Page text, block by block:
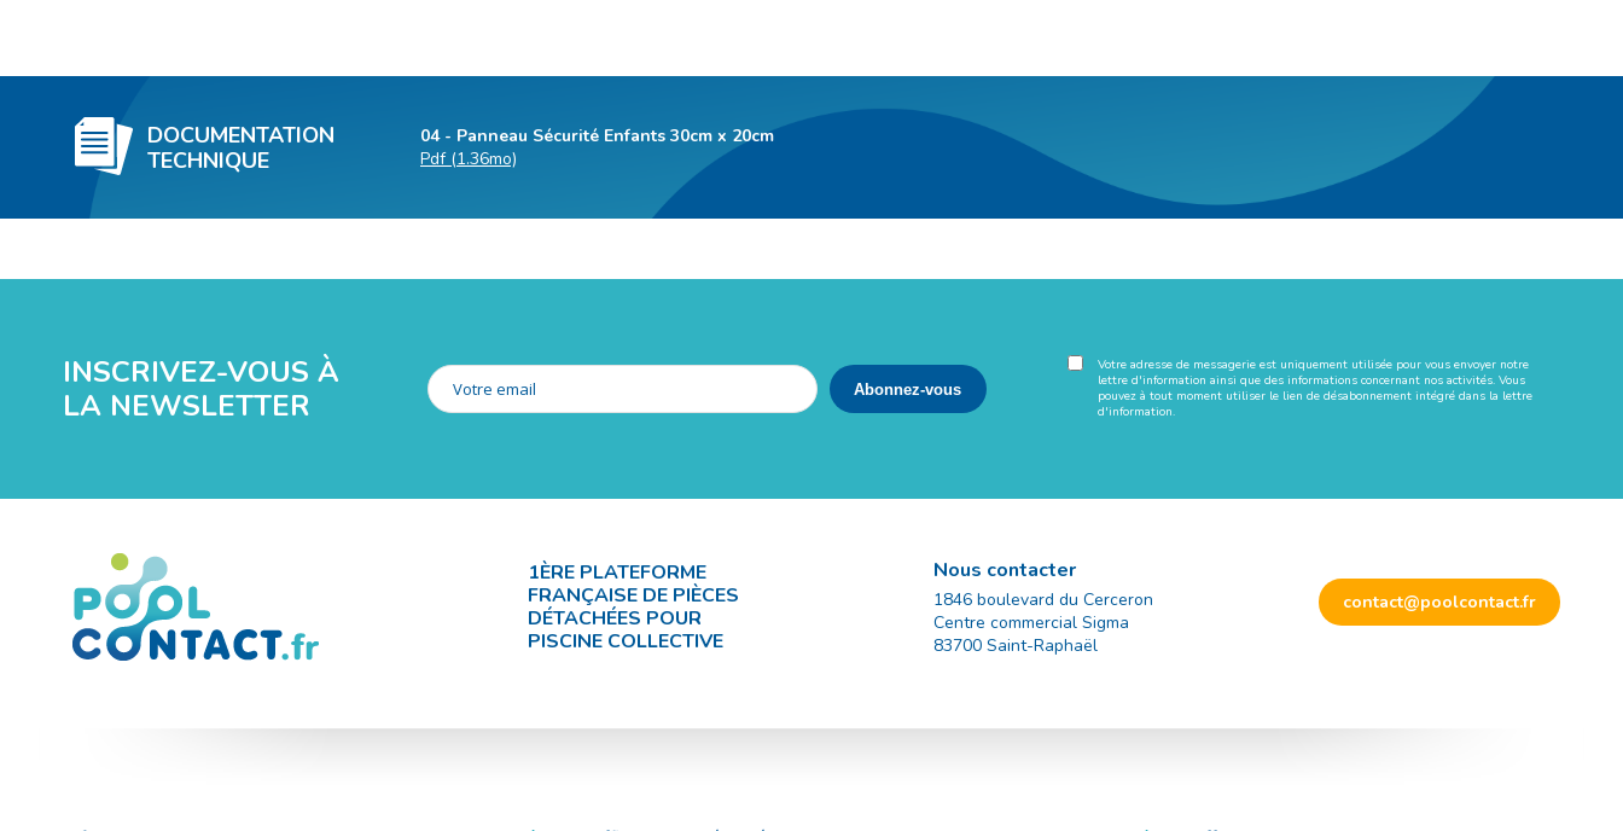
DOCUMENTATION
TECHNIQUE
04 - Panneau Sécurité Enfants 30cm x 20cm
Pdf (1.36mo)
INSCRIVEZ-VOUS À
LA NEWSLETTER
Votre adresse de messagerie est uniquement utilisée pour vous envoyer notre
lettre d'information ainsi que des informations concernant nos activités. Vous
pouvez à tout moment utiliser le lien de désabonnement intégré dans la lettre
d'information.
1ÈRE PLATEFORME
FRANÇAISE DE PIÈCES
DÉTACHÉES POUR
PISCINE COLLECTIVE
Nous contacter
1846 boulevard du Cerceron
Centre commercial Sigma
83700 Saint-Raphaël
contact@poolcontact.fr